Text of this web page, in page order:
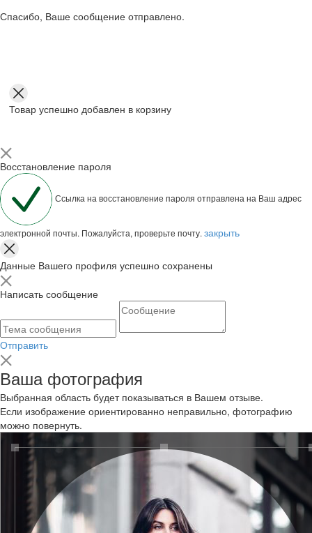
Спасибо, Ваше сообщение отправлено.
Товар успешно добавлен в корзину
Восстановление пароля
Ссылка на восстановление пароля отправлена на Ваш адрес
электронной почты. Пожалуйста, проверьте почту. закрыть
Данные Вашего профиля успешно сохранены
Написать сообщение
Отправить
Ваша фотография
Выбранная область будет показываться в Вашем отзыве.
Если изображение ориентированно неправильно, фотографию
можно повернуть.